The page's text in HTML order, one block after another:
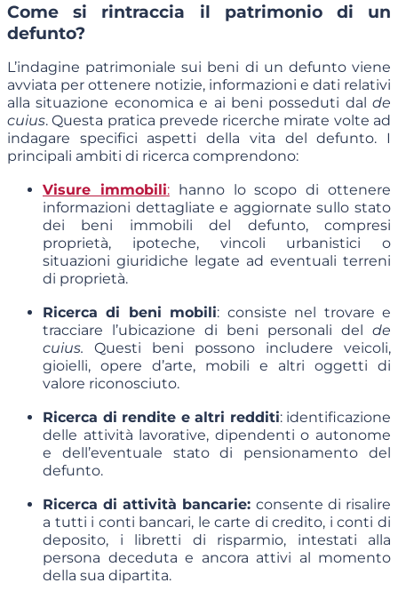
Come si rintraccia il patrimonio di un
defunto?
L’indagine patrimoniale sui beni di un defunto viene
avviata per ottenere notizie, informazioni e dati relativi
alla situazione economica e ai beni posseduti dal de
cuius. Questa pratica prevede ricerche mirate volte ad
indagare specifici aspetti della vita del defunto. I
principali ambiti di ricerca comprendono:
Visure immobili: hanno lo scopo di ottenere
informazioni dettagliate e aggiornate sullo stato
dei beni immobili del defunto, compresi
proprietà, ipoteche, vincoli urbanistici o
situazioni giuridiche legate ad eventuali terreni
di proprietà.
Ricerca di beni mobili: consiste nel trovare e
tracciare l’ubicazione di beni personali del de
cuius. Questi beni possono includere veicoli,
gioielli, opere d’arte, mobili e altri oggetti di
valore riconosciuto.
Ricerca di rendite e altri redditi: identificazione
delle attività lavorative, dipendenti o autonome
e dell’eventuale stato di pensionamento del
defunto.
Ricerca di attività bancarie: consente di risalire
a tutti i conti bancari, le carte di credito, i conti di
deposito, i libretti di risparmio, intestati alla
persona deceduta e ancora attivi al momento
della sua dipartita.